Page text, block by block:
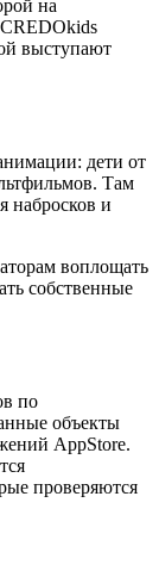
на
выступают
дети от
Там
набросков и
воплощать
собственные
по
объекты
AppStore.
проверяются